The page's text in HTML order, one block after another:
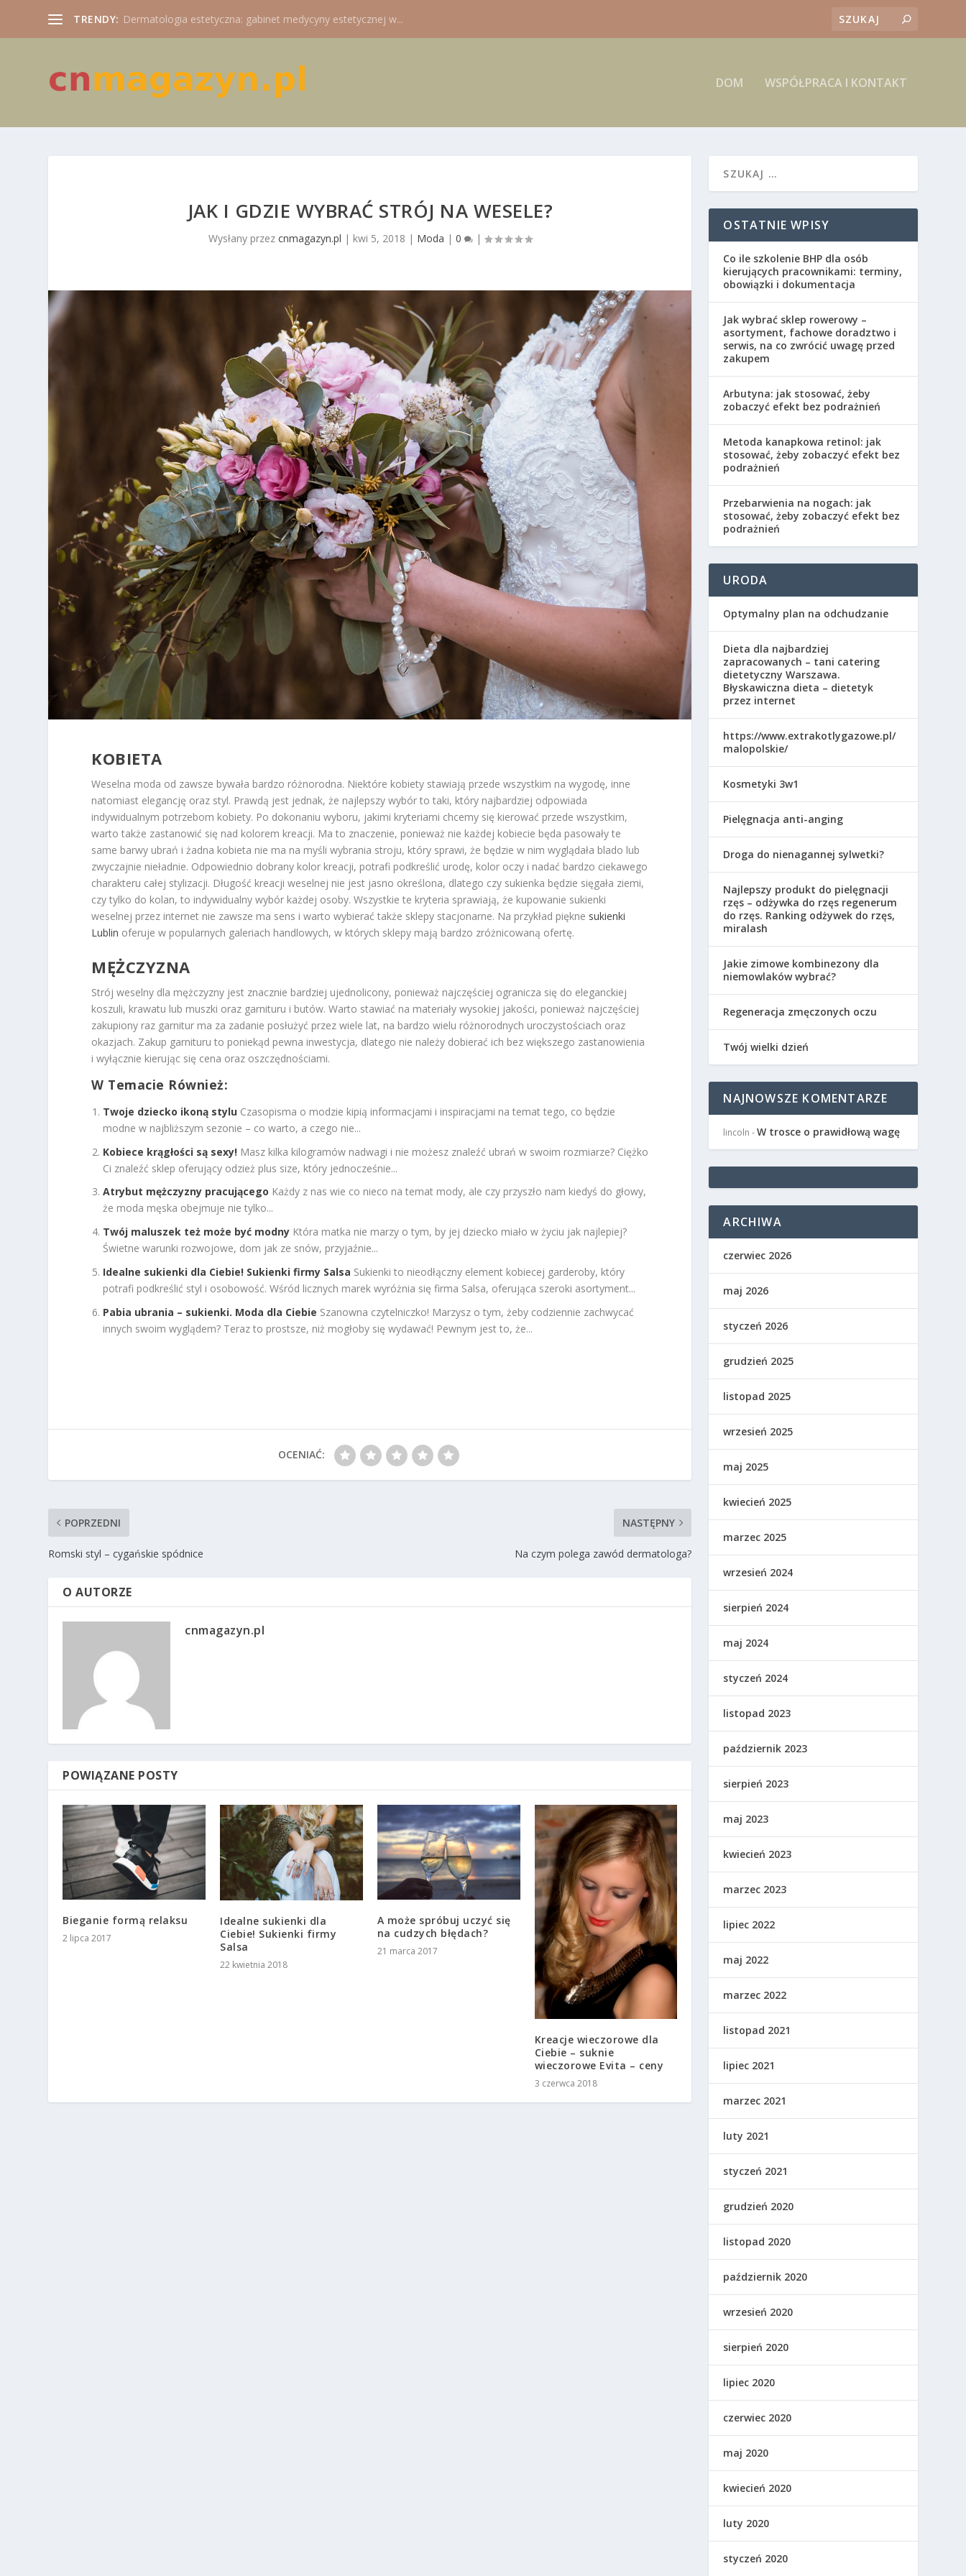
TRENDY: Dermatologia estetyczna: gabinet medycyny estetycznej w...
DOM WSPÓŁPRACA I KONTAKT
JAK I GDZIE WYBRAĆ STRÓJ NA WESELE?
Wysłany przez cnmagazyn.pl | kwi 5, 2018 | Moda | 0 |
KOBIETA
Weselna moda od zawsze bywała bardzo różnorodna. Niektóre kobiety stawiają przede wszystkim na wygodę, inne
natomiast elegancję oraz styl. Prawdą jest jednak, że najlepszy wybór to taki, który najbardziej odpowiada
indywidualnym potrzebom kobiety. Po dokonaniu wyboru, jakimi kryteriami chcemy się kierować przede wszystkim,
warto także zastanowić się nad kolorem kreacji. Ma to znaczenie, ponieważ nie każdej kobiecie będa pasowały te
same barwy ubrań i żadna kobieta nie ma na myśli wybrania stroju, który sprawi, że będzie w nim wyglądała blado lub
zwyczajnie nieładnie. Odpowiednio dobrany kolor kreacji, potrafi podkreślić urodę, kolor oczy i nadać bardzo ciekawego
charakteru całej stylizacji. Długość kreacji weselnej nie jest jasno określona, dlatego czy sukienka będzie sięgała ziemi,
czy tylko do kolan, to indywidualny wybór każdej osoby. Wszystkie te kryteria sprawiają, że kupowanie sukienki
weselnej przez internet nie zawsze ma sens i warto wybierać także sklepy stacjonarne. Na przykład piękne sukienki
Lublin oferuje w popularnych galeriach handlowych, w których sklepy mają bardzo zróżnicowaną ofertę.
MĘŻCZYZNA
Strój weselny dla mężczyzny jest znacznie bardziej ujednolicony, ponieważ najczęściej ogranicza się do eleganckiej
koszuli, krawatu lub muszki oraz garnituru i butów. Warto stawiać na materiały wysokiej jakości, ponieważ najczęściej
zakupiony raz garnitur ma za zadanie posłużyć przez wiele lat, na bardzo wielu różnorodnych uroczystościach oraz
okazjach. Zakup garnituru to poniekąd pewna inwestycja, dlatego nie należy dobierać ich bez większego zastanowienia
i wyłącznie kierując się cena oraz oszczędnościami.
W Temacie Również:
Twoje dziecko ikoną stylu Czasopisma o modzie kipią informacjami i inspiracjami na temat tego, co będzie
modne w najbliższym sezonie – co warto, a czego nie...
Kobiece krągłości są sexy! Masz kilka kilogramów nadwagi i nie możesz znaleźć ubrań w swoim rozmiarze? Ciężko
Ci znaleźć sklep oferujący odzież plus size, który jednocześnie...
Atrybut mężczyzny pracującego Każdy z nas wie co nieco na temat mody, ale czy przyszło nam kiedyś do głowy,
że moda męska obejmuje nie tylko...
Twój maluszek też może być modny Która matka nie marzy o tym, by jej dziecko miało w życiu jak najlepiej?
Świetne warunki rozwojowe, dom jak ze snów, przyjaźnie...
Idealne sukienki dla Ciebie! Sukienki firmy Salsa Sukienki to nieodłączny element kobiecej garderoby, który
potrafi podkreślić styl i osobowość. Wśród licznych marek wyróżnia się firma Salsa, oferująca szeroki asortyment...
Pabia ubrania – sukienki. Moda dla Ciebie Szanowna czytelniczko! Marzysz o tym, żeby codziennie zachwycać
innych swoim wyglądem? Teraz to prostsze, niż mogłoby się wydawać! Pewnym jest to, że...
OCENIAĆ:
POPRZEDNI
Romski styl – cygańskie spódnice
NASTĘPNY
Na czym polega zawód dermatologa?
O AUTORZE
cnmagazyn.pl
POWIĄZANE POSTY
Bieganie formą relaksu
2 lipca 2017
Idealne sukienki dla
Ciebie! Sukienki firmy
Salsa
22 kwietnia 2018
A może spróbuj uczyć się
na cudzych błędach?
21 marca 2017
Kreacje wieczorowe dla
Ciebie – suknie
wieczorowe Evita – ceny
3 czerwca 2018
OSTATNIE WPISY
Co ile szkolenie BHP dla osób
kierujących pracownikami: terminy,
obowiązki i dokumentacja
Jak wybrać sklep rowerowy –
asortyment, fachowe doradztwo i
serwis, na co zwrócić uwagę przed
zakupem
Arbutyna: jak stosować, żeby
zobaczyć efekt bez podrażnień
Metoda kanapkowa retinol: jak
stosować, żeby zobaczyć efekt bez
podrażnień
Przebarwienia na nogach: jak
stosować, żeby zobaczyć efekt bez
podrażnień
URODA
Optymalny plan na odchudzanie
Dieta dla najbardziej
zapracowanych – tani catering
dietetyczny Warszawa.
Błyskawiczna dieta – dietetyk
przez internet
https://www.extrakotlygazowe.pl/
malopolskie/
Kosmetyki 3w1
Pielęgnacja anti-anging
Droga do nienagannej sylwetki?
Najlepszy produkt do pielęgnacji
rzęs – odżywka do rzęs regenerum
do rzęs. Ranking odżywek do rzęs,
miralash
Jakie zimowe kombinezony dla
niemowlaków wybrać?
Regeneracja zmęczonych oczu
Twój wielki dzień
NAJNOWSZE KOMENTARZE
lincoln -W trosce o prawidłową wagę
ARCHIWA
czerwiec 2026
maj 2026
styczeń 2026
grudzień 2025
listopad 2025
wrzesień 2025
maj 2025
kwiecień 2025
marzec 2025
wrzesień 2024
sierpień 2024
maj 2024
styczeń 2024
listopad 2023
październik 2023
sierpień 2023
maj 2023
kwiecień 2023
marzec 2023
lipiec 2022
maj 2022
marzec 2022
listopad 2021
lipiec 2021
marzec 2021
luty 2021
styczeń 2021
grudzień 2020
listopad 2020
październik 2020
wrzesień 2020
sierpień 2020
lipiec 2020
czerwiec 2020
maj 2020
kwiecień 2020
luty 2020
styczeń 2020